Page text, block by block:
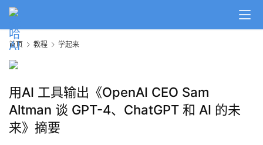
首页 教程 学起来
用AI 工具输出《OpenAI CEO Sam
Altman 谈 GPT-4、ChatGPT 和 AI 的未
来》摘要